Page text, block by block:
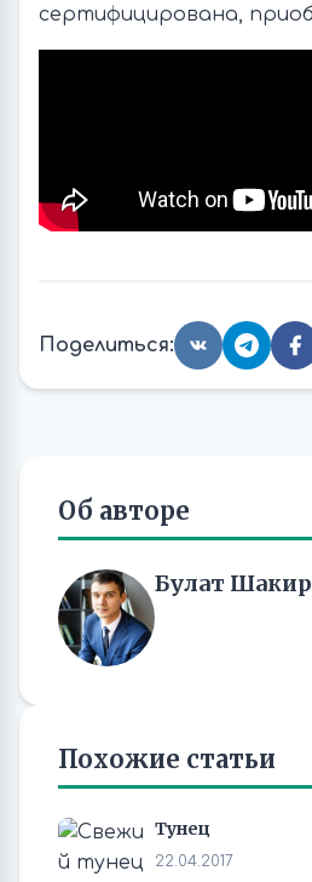
сертифицирована,
Поделиться:
Об авторе
Булат
Похожие статьи
Тунец
22.04.2017